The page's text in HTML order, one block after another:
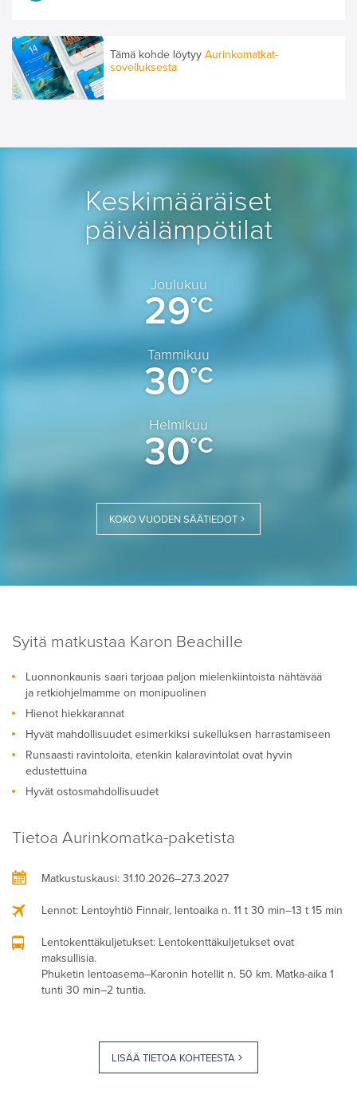
Tämä kohde löytyy Aurinkomatkat-
sovelluksesta
Keskimääräiset
päivälämpötilat
Joulukuu
29°C
Tammikuu
30°C
Helmikuu
30°C
KOKO VUODEN SÄÄTIEDOT
Syitä matkustaa Karon Beachille
Luonnonkaunis saari tarjoaa paljon mielenkiintoista nähtävää
ja retkiohjelmamme on monipuolinen
Hienot hiekkarannat
Hyvät mahdollisuudet esimerkiksi sukelluksen harrastamiseen
Runsaasti ravintoloita, etenkin kalaravintolat ovat hyvin
edustettuina
Hyvät ostosmahdollisuudet
Tietoa Aurinkomatka-paketista
Matkustuskausi: 31.10.2026–27.3.2027
Lennot: Lentoyhtiö Finnair, lentoaika n. 11 t 30 min–13 t 15 min
Lentokenttäkuljetukset: Lentokenttäkuljetukset ovat
maksullisia.
Phuketin lentoasema–Karonin hotellit n. 50 km. Matka-aika 1
tunti 30 min–2 tuntia.
LISÄÄ TIETOA KOHTEESTA